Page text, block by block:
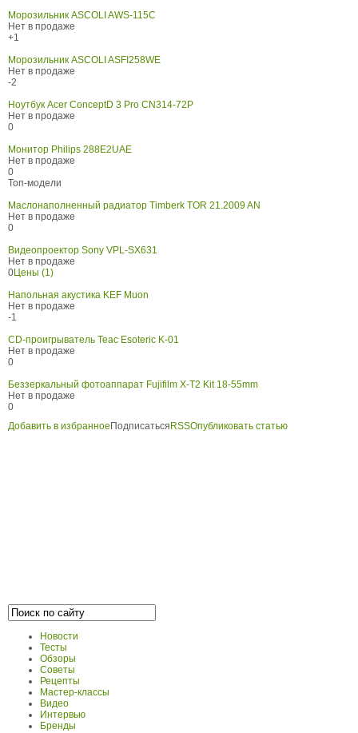
Морозильник ASCOLI AWS-115C
Нет в продаже
+1
Морозильник ASCOLI ASFI258WE
Нет в продаже
-2
Ноутбук Acer ConceptD 3 Pro CN314-72P
Нет в продаже
0
Монитор Philips 288E2UAE
Нет в продаже
0
Топ-модели
Маслонаполненный радиатор Timberk TOR 21.2009 AN
Нет в продаже
0
Видеопроектор Sony VPL-SX631
Нет в продаже
0Цены (1)
Напольная акустика KEF Muon
Нет в продаже
-1
CD-проигрыватель Teac Esoteric K-01
Нет в продаже
0
Беззеркальный фотоаппарат Fujifilm X-T2 Kit 18-55mm
Нет в продаже
0
Добавить в избранное Подписаться RSSОпубликовать статью
Новости
Тесты
Обзоры
Советы
Рецепты
Мастер-классы
Видео
Интервью
Бренды